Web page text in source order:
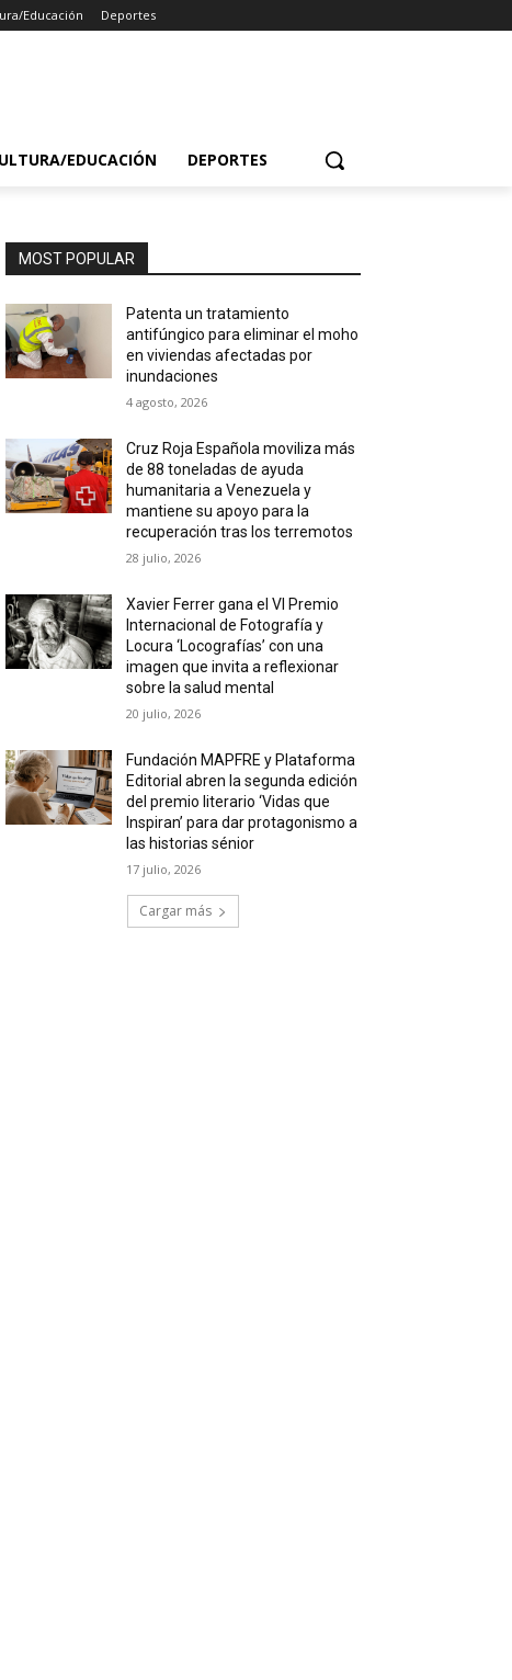
Educación Deportes
EDUCACIÓN DEPORTES
MOST POPULAR
Patenta un tratamiento
antifúngico para eliminar el moho
en viviendas afectadas por
inundaciones
4 agosto, 2026
Cruz Roja Española moviliza más
de 88 toneladas de ayuda
humanitaria a Venezuela y
mantiene su apoyo para la
recuperación tras los terremotos
28 julio, 2026
Xavier Ferrer gana el VI Premio
Internacional de Fotografía y
Locura ‘Locografías’ con una
imagen que invita a reflexionar
sobre la salud mental
20 julio, 2026
Fundación MAPFRE y Plataforma
Editorial abren la segunda edición
del premio literario ‘Vidas que
Inspiran’ para dar protagonismo a
las historias sénior
17 julio, 2026
Cargar más